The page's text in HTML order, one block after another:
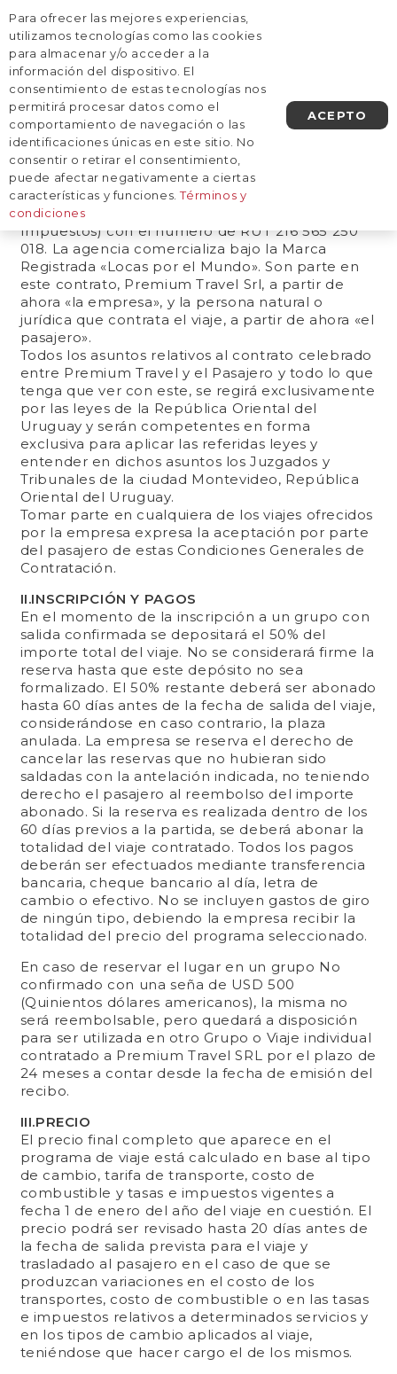
AGENDA UNA LLAMADA
Términos y condiciones
I.ASPECTOS GENERALES
La organización técnica de los viajes ofrecidos
corresponde a la agencia de viajes Premium
Travel Srl, con licencia en el Ministerio de
Turismo del Uruguay con número 1250 y
registrada en DGI (Dirección Nacional de
Impuestos) con el número de RUT 216 565 250
018. La agencia comercializa bajo la Marca
Registrada «Locas por el Mundo». Son parte en
este contrato, Premium Travel Srl, a partir de
ahora «la empresa», y la persona natural o
jurídica que contrata el viaje, a partir de ahora «el
pasajero».
Todos los asuntos relativos al contrato celebrado
entre Premium Travel y el Pasajero y todo lo que
tenga que ver con este, se regirá exclusivamente
por las leyes de la República Oriental del
Uruguay y serán competentes en forma
exclusiva para aplicar las referidas leyes y
entender en dichos asuntos los Juzgados y
Tribunales de la ciudad Montevideo, República
Oriental del Uruguay.
Tomar parte en cualquiera de los viajes ofrecidos
por la empresa expresa la aceptación por parte
del pasajero de estas Condiciones Generales de
Contratación.
II.INSCRIPCIÓN Y PAGOS
En el momento de la inscripción a un grupo con
salida confirmada se depositará el 50% del
importe total del viaje. No se considerará firme la
reserva hasta que este depósito no sea
formalizado. El 50% restante deberá ser abonado
hasta 60 días antes de la fecha de salida del viaje,
considerándose en caso contrario, la plaza
anulada. La empresa se reserva el derecho de
cancelar las reservas que no hubieran sido
saldadas con la antelación indicada, no teniendo
derecho el pasajero al reembolso del importe
abonado. Si la reserva es realizada dentro de los
60 días previos a la partida, se deberá abonar la
totalidad del viaje contratado. Todos los pagos
deberán ser efectuados mediante transferencia
bancaria, cheque bancario al día, letra de
cambio o efectivo. No se incluyen gastos de giro
de ningún tipo, debiendo la empresa recibir la
totalidad del precio del programa seleccionado.
En caso de reservar el lugar en un grupo No
confirmado con una seña de USD 500
(Quinientos dólares americanos), la misma no
será reembolsable, pero quedará a disposición
para ser utilizada en otro Grupo o Viaje individual
contratado a Premium Travel SRL por el plazo de
24 meses a contar desde la fecha de emisión del
recibo.
III.PRECIO
El precio final completo que aparece en el
programa de viaje está calculado en base al tipo
de cambio, tarifa de transporte, costo de
combustible y tasas e impuestos vigentes a
fecha 1 de enero del año del viaje en cuestión. El
precio podrá ser revisado hasta 20 días antes de
la fecha de salida prevista para el viaje y
trasladado al pasajero en el caso de que se
produzcan variaciones en el costo de los
transportes, costo de combustible o en las tasas
e impuestos relativos a determinados servicios y
en los tipos de cambio aplicados al viaje,
teniéndose que hacer cargo el de los mismos.
Para ofrecer las mejores experiencias,
utilizamos tecnologías como las cookies
para almacenar y/o acceder a la
información del dispositivo. El
consentimiento de estas tecnologías nos
permitirá procesar datos como el
comportamiento de navegación o las
identificaciones únicas en este sitio. No
consentir o retirar el consentimiento,
puede afectar negativamente a ciertas
características y funciones.Términos y
condiciones
ACEPTO